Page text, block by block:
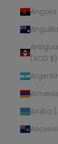
Angola
(XCD $)
Aruba